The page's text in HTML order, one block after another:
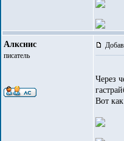
Алкснис
писатель
Через
Вот